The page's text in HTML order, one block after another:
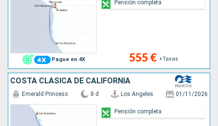
Pague en 4X 555 € +Tasas
Pensión completa
COSTA CLÁSICA DE CALIFORNIA
Emerald Princess 8 d Los Angeles 01/11/2026
Pensión completa